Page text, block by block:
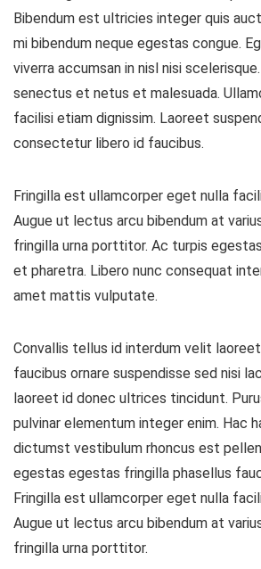
Bibendum est ultricies integer quis
mi bibendum neque egestas congue.
viverra accumsan in nisl nisi
senectus et netus et malesuada.
facilisi etiam dignissim. Laoreet
consectetur libero id faucibus.
Fringilla est ullamcorper eget nulla
Augue ut lectus arcu bibendum at
fringilla urna porttitor. Ac turpis
et pharetra. Libero nunc consequat
amet mattis vulputate.
Convallis tellus id interdum velit
faucibus ornare suspendisse sed nisi
laoreet id donec ultrices tincidunt.
pulvinar elementum integer enim. Hac
dictumst vestibulum rhoncus est
egestas egestas fringilla phasellus
Fringilla est ullamcorper eget nulla
Augue ut lectus arcu bibendum at
fringilla urna porttitor.